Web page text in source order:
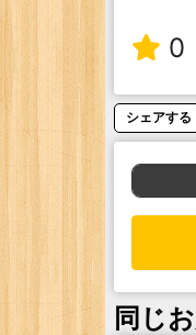
0
シェアする
同じ